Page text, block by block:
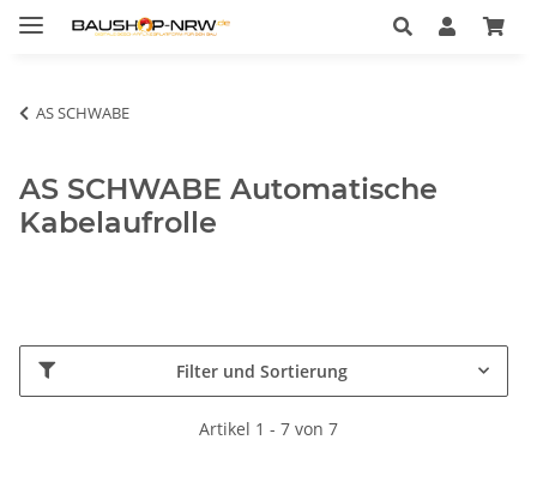
AS SCHWABE
AS SCHWABE Automatische
Kabelaufrolle
Filter und Sortierung
Artikel 1 - 7 von 7